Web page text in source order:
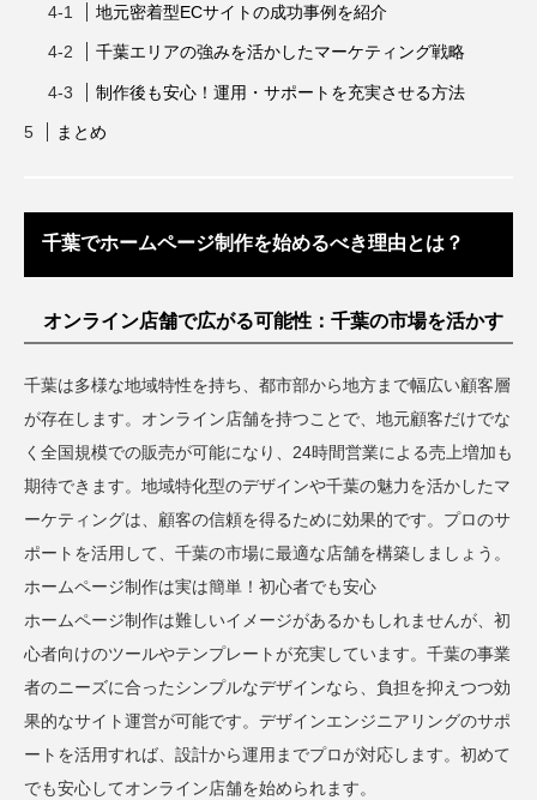
地元密着型ECサイトの成功事例を紹介
千葉エリアの強みを活かしたマーケティング戦略
制作後も安心！運用・サポートを充実させる方法
まとめ
千葉でホームページ制作を始めるべき理由とは？
オンライン店舗で広がる可能性：千葉の市場を活かす
千葉は多様な地域特性を持ち、都市部から地方まで幅広い顧客層
が存在します。オンライン店舗を持つことで、地元顧客だけでな
く全国規模での販売が可能になり、24時間営業による売上増加も
期待できます。地域特化型のデザインや千葉の魅力を活かしたマ
ーケティングは、顧客の信頼を得るために効果的です。プロのサ
ポートを活用して、千葉の市場に最適な店舗を構築しましょう。
ホームページ制作は実は簡単！初心者でも安心
ホームページ制作は難しいイメージがあるかもしれませんが、初
心者向けのツールやテンプレートが充実しています。千葉の事業
者のニーズに合ったシンプルなデザインなら、負担を抑えつつ効
果的なサイト運営が可能です。デザインエンジニアリングのサポ
ートを活用すれば、設計から運用までプロが対応します。初めて
でも安心してオンライン店舗を始められます。